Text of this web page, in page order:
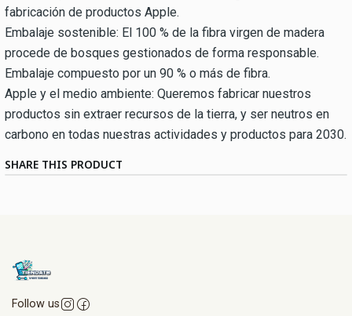
fabricación de productos Apple.
Embalaje sostenible: El 100 % de la fibra virgen de madera
procede de bosques gestionados de forma responsable.
Embalaje compuesto por un 90 % o más de fibra.
Apple y el medio ambiente: Queremos fabricar nuestros
productos sin extraer recursos de la tierra, y ser neutros en
carbono en todas nuestras actividades y productos para 2030.
SHARE THIS PRODUCT
Follow us